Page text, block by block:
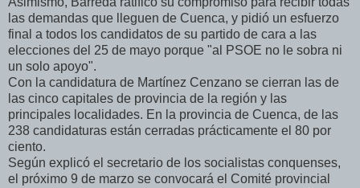
las demandas que lleguen de Cuenca, y pidió un esfuerzo
final a todos los candidatos de su partido de cara a las
elecciones del 25 de mayo porque "al PSOE no le sobra ni
un solo apoyo".
Con la candidatura de Martínez Cenzano se cierran las de
las cinco capitales de provincia de la región y las
principales localidades. En la provincia de Cuenca, de las
238 candidaturas están cerradas prácticamente el 80 por
ciento.
Según explicó el secretario de los socialistas conquenses,
el próximo 9 de marzo se convocará el Comité provincial